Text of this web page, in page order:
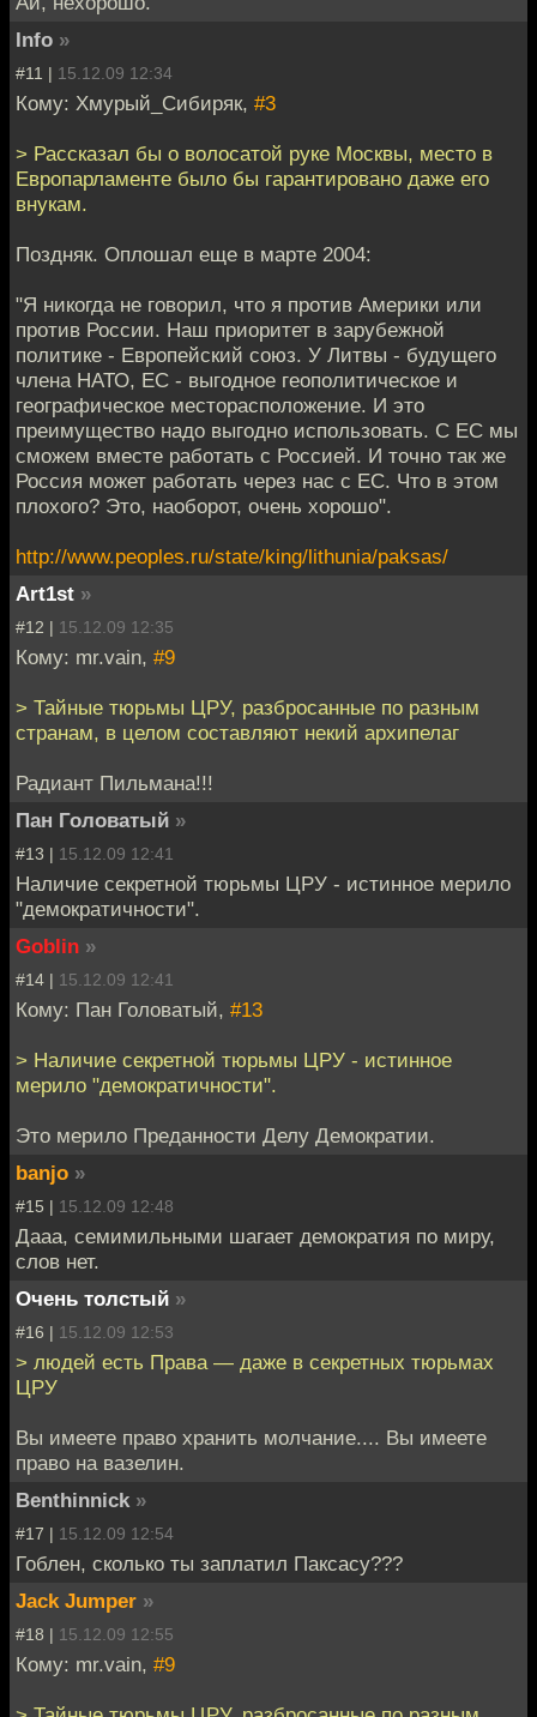
Info »
#11 | 15.12.09 12:34
Кому: Хмурый_Сибиряк, #3
> Рассказал бы о волосатой руке Москвы, место в
Европарламенте было бы гарантировано даже его
внукам.
Поздняк. Оплошал еще в марте 2004:
"Я никогда не говорил, что я против Америки или
против России. Наш приоритет в зарубежной
политике - Европейский союз. У Литвы - будущего
члена НАТО, ЕС - выгодное геополитическое и
географическое месторасположение. И это
преимущество надо выгодно использовать. С ЕС мы
сможем вместе работать с Россией. И точно так же
Россия может работать через нас с ЕС. Что в этом
плохого? Это, наоборот, очень хорошо".
http://www.peoples.ru/state/king/lithunia/paksas/
Art1st »
#12 | 15.12.09 12:35
Кому: mr.vain, #9
> Тайные тюрьмы ЦРУ, разбросанные по разным
странам, в целом составляют некий архипелаг
Радиант Пильмана!!!
Пан Головатый »
#13 | 15.12.09 12:41
Наличие секретной тюрьмы ЦРУ - истинное мерило
"демократичности".
Goblin »
#14 | 15.12.09 12:41
Кому: Пан Головатый, #13
> Наличие секретной тюрьмы ЦРУ - истинное
мерило "демократичности".
Это мерило Преданности Делу Демократии.
banjo »
#15 | 15.12.09 12:48
Дааа, семимильными шагает демократия по миру,
слов нет.
Очень толстый »
#16 | 15.12.09 12:53
> людей есть Права — даже в секретных тюрьмах
ЦРУ
Вы имеете право хранить молчание.... Вы имеете
право на вазелин.
Benthinnick »
#17 | 15.12.09 12:54
Гоблен, сколько ты заплатил Паксасу???
Jack Jumper »
#18 | 15.12.09 12:55
Кому: mr.vain, #9